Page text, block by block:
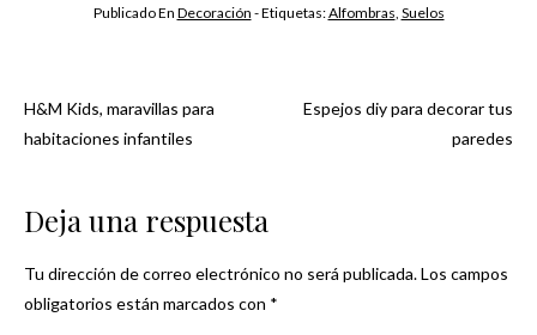
Publicado En Decoración - Etiquetas:Alfombras, Suelos
Navegación
H&M Kids, maravillas para
habitaciones infantiles
Espejos diy para decorar tus
paredes
Deja una respuesta
Tu dirección de correo electrónico no será publicada.Los campos
obligatorios están marcados con *